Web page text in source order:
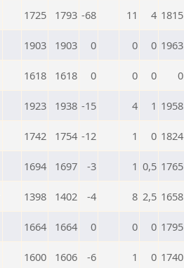
1725 1793 -68 11 4 1815
1903 1903 0 0 0 1963
1618 1618 0 0 0 0
1923 1938 -15 4 1 1958
1742 1754 -12 1 0 1824
1694 1697 -3 1 0,5 1765
1398 1402 -4 8 2,5 1658
1664 1664 0 0 0 1795
1600 1606 -6 1 0 1740